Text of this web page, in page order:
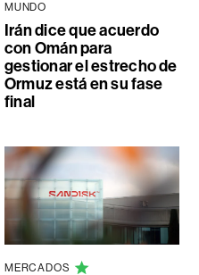
MUNDO
Irán dice que acuerdo
con Omán para
gestionar el estrecho de
Ormuz está en su fase
final
MERCADOS